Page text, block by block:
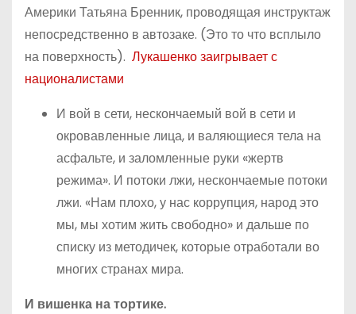
Америки Татьяна Бренник, проводящая инструктаж
непосредственно в автозаке. (Это то что всплыло
на поверхность). Лукашенко заигрывает с
националистами
И вой в сети, нескончаемый вой в сети и
окровавленные лица, и валяющиеся тела на
асфальте, и заломленные руки «жертв
режима». И потоки лжи, нескончаемые потоки
лжи. «Нам плохо, у нас коррупция, народ это
мы, мы хотим жить свободно» и дальше по
списку из методичек, которые отработали во
многих странах мира.
И вишенка на тортике.